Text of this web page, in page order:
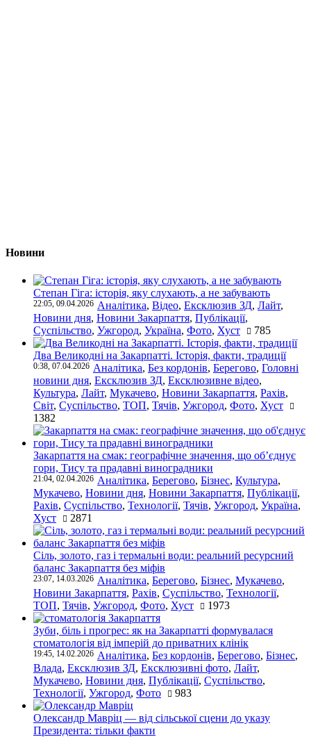
Новини
Степан Гіга: історія, яку слухають, а не забувають
22:05, 09.04.2026 Аналітика, Відео, Ексклюзив ЗД, Лайт,
Новини дня, Новини Закарпаття, Публікації,
Суспільство, Ужгород, Україна, Фото, Хуст 785
Два Великодні на Закарпатті. Історія, факти, традиції
0:38, 07.04.2026 Аналітика, Без кордонів, Берегово, Головні
новини дня, Ексклюзив ЗД, Ексклюзивне відео,
Культура, Лайт, Мукачево, Новини Закарпаття, Рахів,
Світ, Суспільство, ТОП, Тячів, Ужгород, Фото, Хуст
1382
Закарпаття на смак: географічне значення, що об’єднує
гори, Тису та прадавні виноградники
21:04, 02.04.2026 Аналітика, Берегово, Бізнес, Культура,
Мукачево, Новини дня, Новини Закарпаття, Публікації,
Рахів, Суспільство, Технології, Тячів, Ужгород, Україна,
Хуст
2871
Сіль, золото, газ і термальні води: реальний ресурсний
баланс Закарпаття без міфів
23:07, 14.03.2026 Аналітика, Берегово, Бізнес, Мукачево,
Новини Закарпаття, Рахів, Суспільство, Технології,
ТОП, Тячів, Ужгород, Фото, Хуст 1973
Зуби, біль і прогрес: як на Закарпатті формувалася
стоматологія від імперій до приватних клінік
19:45, 14.02.2026 Аналітика, Без кордонів, Берегово, Бізнес,
Влада, Ексклюзив ЗД, Ексклюзивні фото, Лайт,
Мукачево, Новини дня, Публікації, Суспільство,
Технології, Ужгород, Фото 983
Олександр Мавріц — від сільської сцени до указу
Президента: тільки факти